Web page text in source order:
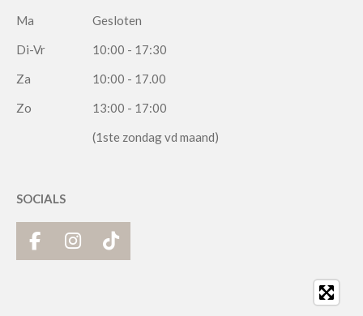
Ma
Gesloten
Di-Vr
10:00 - 17:30
Za
10:00 - 17.00
Zo
13:00 - 17:00
(1ste zondag vd maand)
SOCIALS
F
a
I
n
T
i